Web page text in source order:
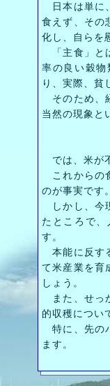
日本は単に
食えず、その
化し、自らを
「主食」と
率の良い穀
り、実際、貧
そのため、
当然の現象と
では、米が
これからの
のが事実です
しかし、今
たところで
す。
本能に反す
て米産業を育
しょう。
また、せっ
的収穫につい
特に、先の
ます。